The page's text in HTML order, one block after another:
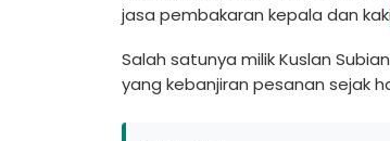
jasa pembakaran kepala dan kaki
Salah satunya milik Kuslan
yang kebanjiran pesanan sejak